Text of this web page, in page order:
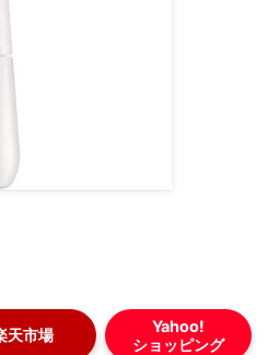
天市場
Yahoo!
ショッピング